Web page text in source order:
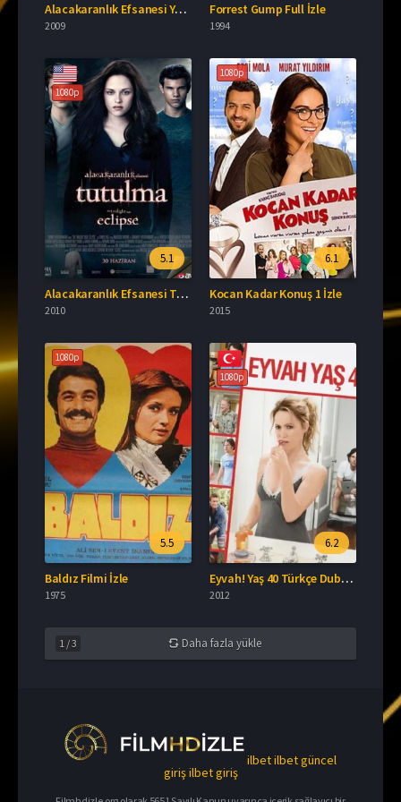
Alacakaranlık Efsanesi Yeni Ay Full İzle
2009
Forrest Gump Full İzle
1994
1080p
5.1
Alacakaranlık Efsanesi Tutulma Türkçe Dublaj İzle
2010
1080p
6.1
Kocan Kadar Konuş 1 İzle
2015
1080p
5.5
Baldız Filmi İzle
1975
1080p
6.2
Eyvah! Yaş 40 Türkçe Dublaj İzle
2012
1 /3 Daha fazla yükle
ilbetilbet güncel
girişilbet giriş